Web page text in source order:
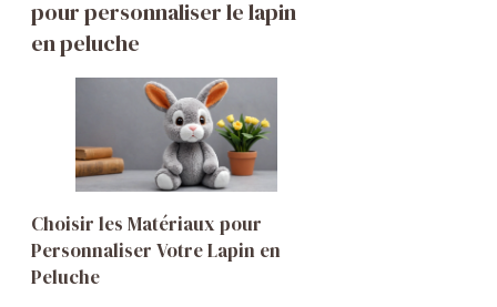
pour personnaliser le lapin
en peluche
Choisir les Matériaux pour
Personnaliser Votre Lapin en
Peluche